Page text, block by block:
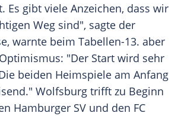
Es gibt viele Anzeichen, dass wir
Weg sind", sagte der
warnte beim Tabellen-13. aber
"Der Start wird sehr
beiden Heimspiele am Anfang
Wolfsburg trifft zu Beginn
Hamburger SV und den FC